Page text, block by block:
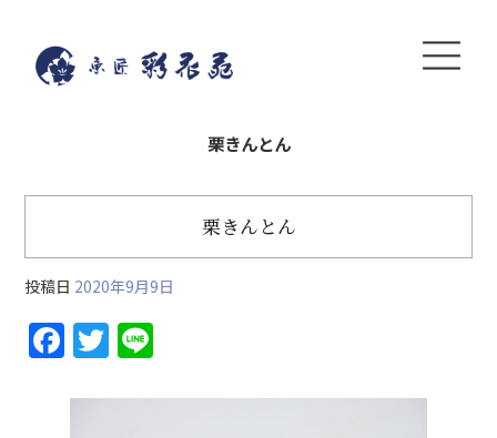
栗きんとん
栗きんとん
投稿日 2020年9月9日
F
a
c
T
w
itte